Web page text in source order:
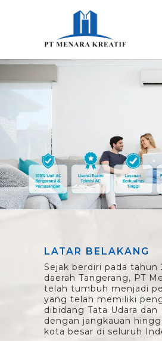
LATAR BELAKANG
Sejak berdiri pada tahun
daerah Tangerang, PT
telah tumbuh menjadi
yang telah memiliki
dibidang Tata Udara dan
dengan jangkauan
kota besar di seluruh